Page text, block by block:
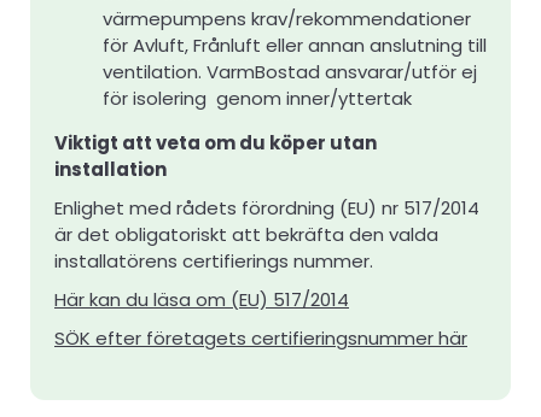
värmepumpens krav/rekommendationer
för Avluft, Frånluft eller annan anslutning till
ventilation. VarmBostad ansvarar/utför ej
för isolering genom inner/yttertak
Viktigt att veta om du köper utan
installation
Enlighet med rådets förordning (EU) nr 517/2014
är det obligatoriskt att bekräfta den valda
installatörens certifierings nummer.
Här kan du läsa om (EU) 517/2014
SÖK efter företagets certifieringsnummer här